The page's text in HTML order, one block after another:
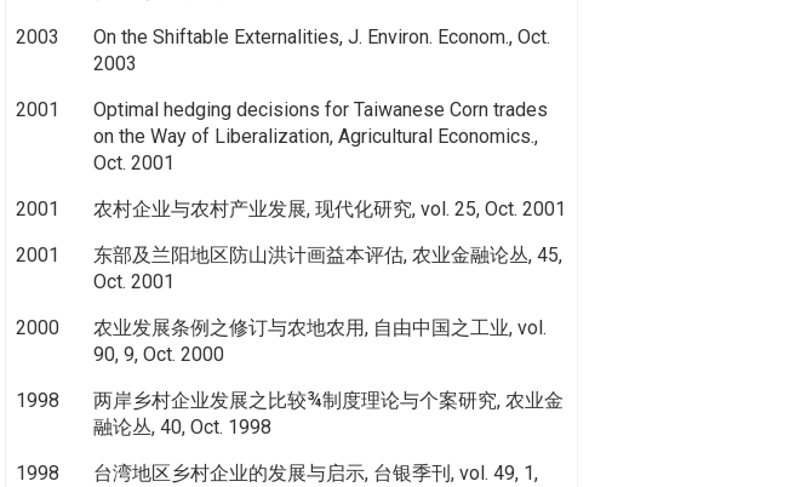
2003
On the Shiftable Externalities, J. Environ. Econom., Oct.
2003
2001
Optimal hedging decisions for Taiwanese Corn trades
on the Way of Liberalization, Agricultural Economics.,
Oct. 2001
2001
农村企业与农村产业发展, 现代化研究, vol. 25, Oct. 2001
2001
东部及兰阳地区防山洪计画益本评估, 农业金融论丛, 45,
Oct. 2001
2000
农业发展条例之修订与农地农用, 自由中国之工业, vol.
90, 9, Oct. 2000
1998
两岸乡村企业发展之比较¾制度理论与个案研究, 农业金
融论丛, 40, Oct. 1998
1998
台湾地区乡村企业的发展与启示, 台银季刊, vol. 49, 1,